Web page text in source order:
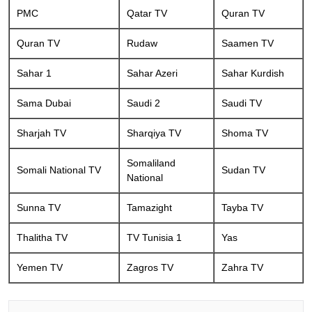
PMC Qatar TV Quran TV
Quran TV Rudaw Saamen TV
Sahar 1 Sahar Azeri Sahar Kurdish
Sama Dubai Saudi 2 Saudi TV
Sharjah TV Sharqiya TV Shoma TV
Somali National TV
Somaliland
National
Sudan TV
Sunna TV Tamazight Tayba TV
Thalitha TV TV Tunisia 1 Yas
Yemen TV Zagros TV Zahra TV